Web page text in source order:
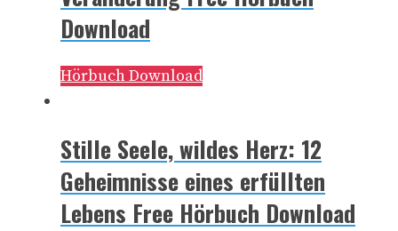
Download
Hörbuch Download
Stille Seele, wildes Herz: 12
Geheimnisse eines erfüllten
Lebens Free Hörbuch Download